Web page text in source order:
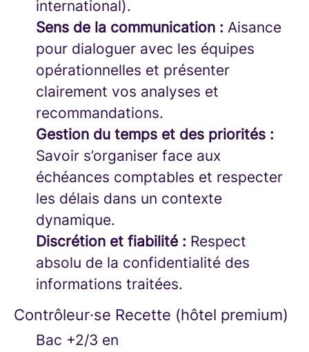
international).
Sens de la communication : Aisance
pour dialoguer avec les équipes
opérationnelles et présenter
clairement vos analyses et
recommandations.
Gestion du temps et des priorités :
Savoir s’organiser face aux
échéances comptables et respecter
les délais dans un contexte
dynamique.
Discrétion et fiabilité : Respect
absolu de la confidentialité des
informations traitées.
Contrôleur·se Recette (hôtel premium)
Bac +2/3 en